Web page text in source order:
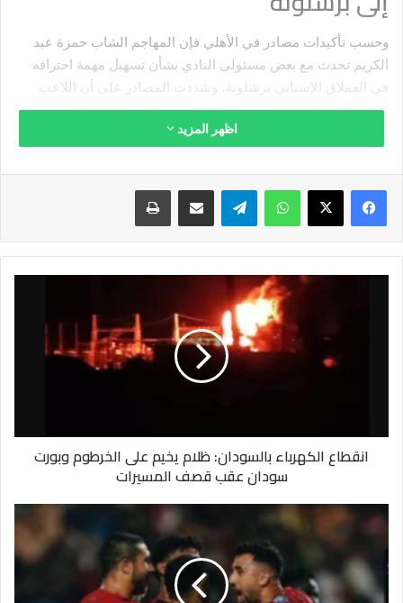
وحسب تأكيدات مصادر في الأهلي فإن المهاجم الشاب حمزة عبد
الكريم تحدث مع بعض مسئولى النادي بشأن تسهيل مهمة احترافه
في العملاق الإسباني برشلونة، وشددت المصادر على أن اللاعب
الشاب أكد لإدارة النادي صعوبة تكرار هذه الفرصة لذا يرغب في
موافقة النادي على العرض الكتالوني.
وقالت المصادر إن حمزة أكد لإدارة الأهلي أنه يمتلك عروضا أخرى
من فرنسا والبرتغال لكنه يُفضّل اللعب لنادي برشلونة ، طالباً من
مسئولو النادي تسهيل إحترافه حتى لو كان عرض برشلونة غير مُغري
لإدارة الأهلي.
اظهر المزيد
فيسبوك ‫X واتساب تيلقرام مشاركة عبر البريد طباعة
سودان
عقبانقطاع الكهرباء بالسودان: ظلام يخيم على الخرطوم وبورت
سودان عقب قصف المسيرات
مصر
تتألق
في
أمم
أفريقيا